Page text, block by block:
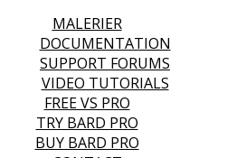
MALERIER
DOCUMENTATION
SUPPORT FORUMS
VIDEO TUTORIALS
FREE VS PRO
TRY BARD PRO
BUY BARD PRO